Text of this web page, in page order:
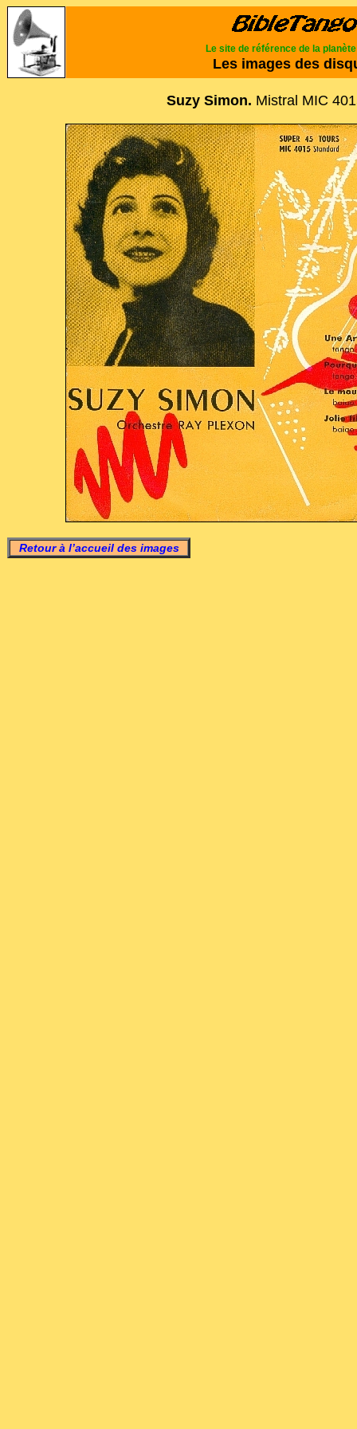
Le site de référence de la planète
Les images des
Suzy Simon. Mistral MIC
Retour à l’accueil des images